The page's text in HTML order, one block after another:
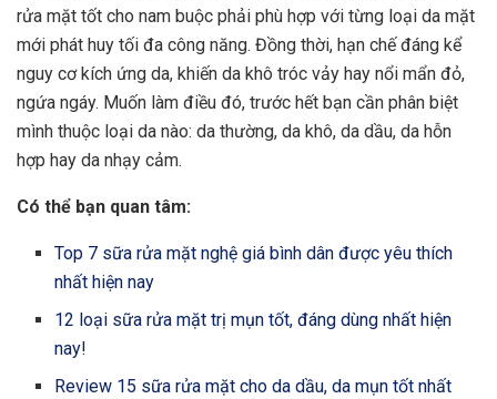
rửa mặt tốt cho nam buộc phải phù hợp với từng loại da mặt
mới phát huy tối đa công năng. Đồng thời, hạn chế đáng kể
nguy cơ kích ứng da, khiến da khô tróc vảy hay nổi mẩn đỏ,
ngứa ngáy. Muốn làm điều đó, trước hết bạn cần phân biệt
mình thuộc loại da nào: da thường, da khô, da dầu, da hỗn
hợp hay da nhạy cảm.
Có thể bạn quan tâm:
Top 7 sữa rửa mặt nghệ giá bình dân được yêu thích
nhất hiện nay
12 loại sữa rửa mặt trị mụn tốt, đáng dùng nhất hiện
nay!
Review 15 sữa rửa mặt cho da dầu, da mụn tốt nhất